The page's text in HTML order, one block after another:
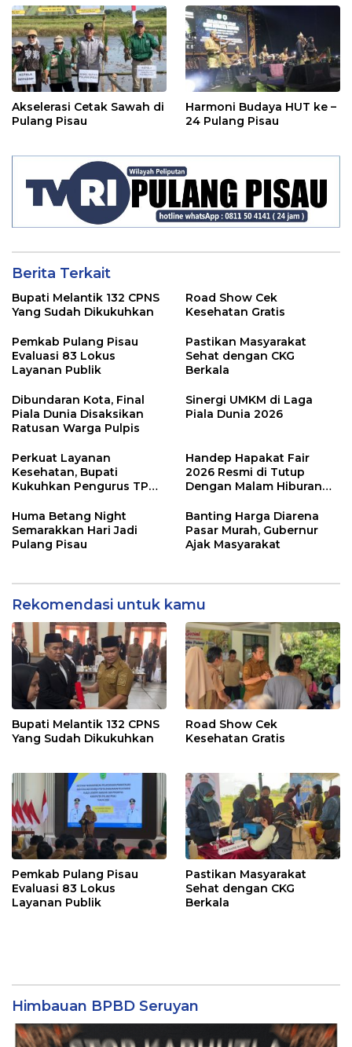
Akselerasi Cetak Sawah di
Pulang Pisau
Harmoni Budaya HUT ke –
24 Pulang Pisau
Berita Terkait
Bupati Melantik 132 CPNS
Yang Sudah Dikukuhkan
Road Show Cek
Kesehatan Gratis
Pemkab Pulang Pisau
Evaluasi 83 Lokus
Layanan Publik
Pastikan Masyarakat
Sehat dengan CKG
Berkala
Dibundaran Kota, Final
Piala Dunia Disaksikan
Ratusan Warga Pulpis
Sinergi UMKM di Laga
Piala Dunia 2026
Perkuat Layanan
Kesehatan, Bupati
Kukuhkan Pengurus TP
Handep Hapakat Fair
2026 Resmi di Tutup
Dengan Malam Hiburan
Huma Betang Night
Semarakkan Hari Jadi
Pulang Pisau
Banting Harga Diarena
Pasar Murah, Gubernur
Ajak Masyarakat
Rekomendasi untuk kamu
Bupati Melantik 132 CPNS
Yang Sudah Dikukuhkan
Road Show Cek
Kesehatan Gratis
Pemkab Pulang Pisau
Evaluasi 83 Lokus
Layanan Publik
Pastikan Masyarakat
Sehat dengan CKG
Berkala
Himbauan BPBD Seruyan